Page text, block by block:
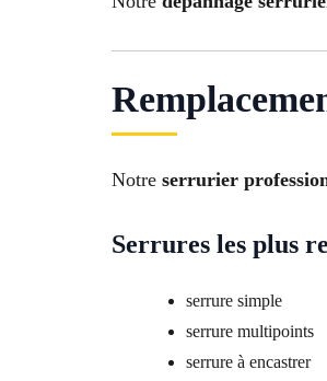
Notre serrurier
Serrures les plus
serrure simple
serrure multipoints
serrure à encastrer